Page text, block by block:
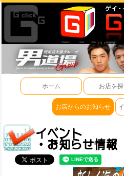
ホーム お店を
お店からのお知らせ